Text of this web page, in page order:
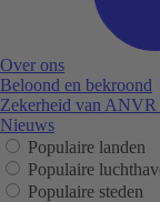
Over ons
Beloond en bekroond
Zekerheid van ANVR
Nieuws
Populaire landen
Populaire
Populaire steden